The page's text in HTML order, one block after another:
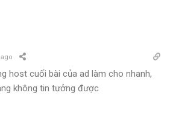
host cuối bài của ad làm cho nhanh,
không tin tưởng được